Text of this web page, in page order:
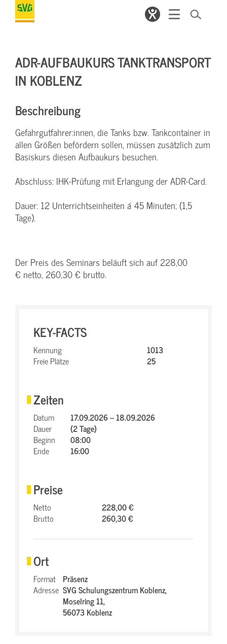
ADR-AUFBAUKURS TANKTRANSPORT
IN KOBLENZ
Beschreibung
Gefahrgutfahrer:innen, die Tanks bzw. Tankcontainer in
allen Größen befördern sollen, müssen zusätzlich zum
Basiskurs diesen Aufbaukurs besuchen.
Abschluss: IHK-Prüfung mit Erlangung der ADR-Card.
Dauer: 12 Unterrichtseinheiten á 45 Minuten; (1,5
Tage).
Der Preis des Seminars beläuft sich auf 228,00
€ netto, 260,30 € brutto.
KEY-FACTS
Kennung
1013
Freie Plätze
25
Zeiten
Datum
17.09.2026 – 18.09.2026
Dauer
(2 Tage)
Beginn
08:00
Ende
16:00
Preise
Netto
228,00 €
Brutto
260,30 €
Ort
Format Präsenz
Adresse SVG Schulungszentrum Koblenz,
Moselring 11,
56073 Koblenz